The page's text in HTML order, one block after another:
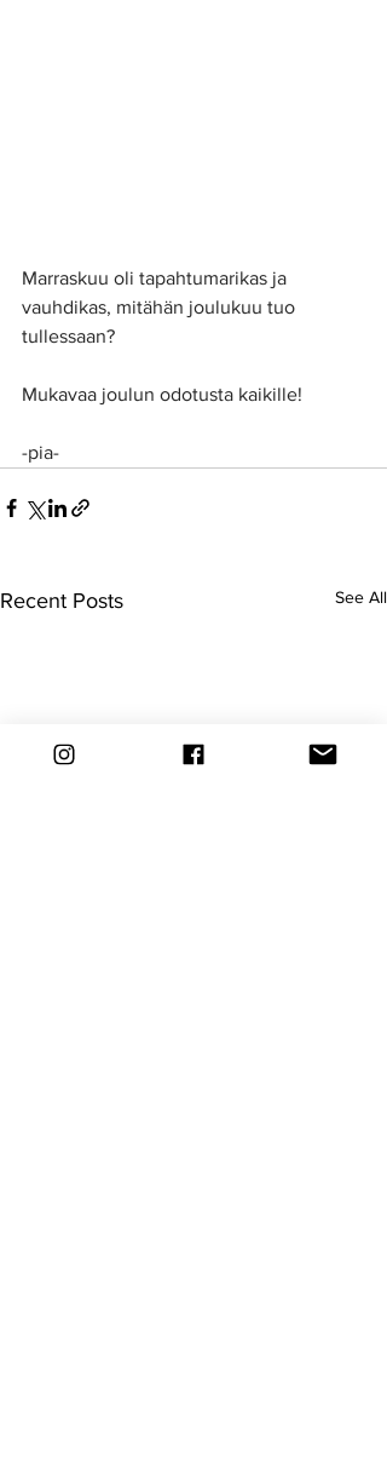
Marraskuu oli tapahtumarikas ja
vauhdikas, mitähän joulukuu tuo
tullessaan?
Mukavaa joulun odotusta kaikille!
-pia-
Recent Posts See All